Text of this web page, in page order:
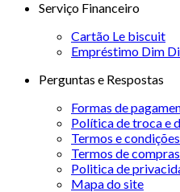
Serviço Financeiro
Cartão Le biscuit
Empréstimo Dim
Perguntas e Respostas
Formas de
Política de troca e
Termos e
Termos de
Politica de
Mapa do site